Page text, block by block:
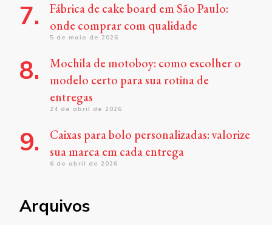
Fábrica de cake board em São Paulo:
onde comprar com qualidade
5 de maio de 2026
Mochila de motoboy: como escolher o
modelo certo para sua rotina de
entregas
24 de abril de 2026
Caixas para bolo personalizadas: valorize
sua marca em cada entrega
6 de abril de 2026
Arquivos